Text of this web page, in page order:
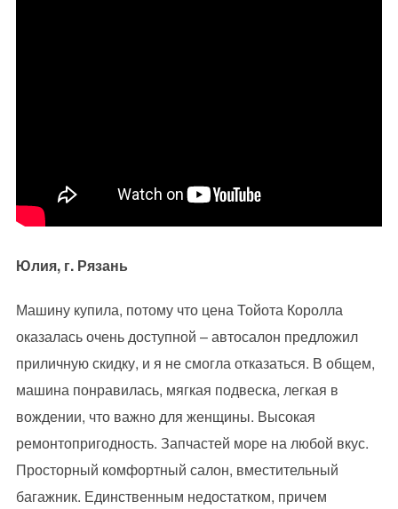
Юлия, г. Рязань
Машину купила, потому что цена Тойота Королла
оказалась очень доступной – автосалон предложил
приличную скидку, и я не смогла отказаться. В общем,
машина понравилась, мягкая подвеска, легкая в
вождении, что важно для женщины. Высокая
ремонтопригодность. Запчастей море на любой вкус.
Просторный комфортный салон, вместительный
багажник. Единственным недостатком, причем